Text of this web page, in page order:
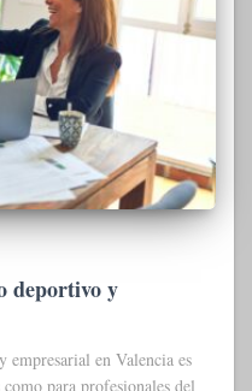
deportivo y
en Valencia es
para profesionales del